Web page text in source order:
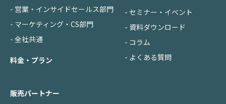
- 営業・インサイドセールス部門
- マーケティング・CS部門
- 全社共通
料金・プラン
- セミナー・イベント
- 資料ダウンロード
- コラム
- よくある質問
販売パートナー